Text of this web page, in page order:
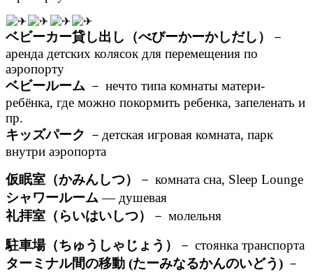
ベビーカー貸し出し（べびーかーかしだし）
－
аренда детских колясок для перемещения по
аэропорту
ベビールーム － нечто типа комнаты матери-
ребёнка, где можно покормить ребенка, запеленать и
пр.
キッズパーク －детская игровая комната, парк
внутри аэропорта
仮眠室（かみんしつ）
－ комната сна, Sleep Lounge
シャワールーム — душевая
礼拝室（らいはいしつ）
－ молельня
駐車場（ちゅうしゃじょう）
－ стоянка транспорта
ターミナル間の移動 (たーみなるかんのいどう) －